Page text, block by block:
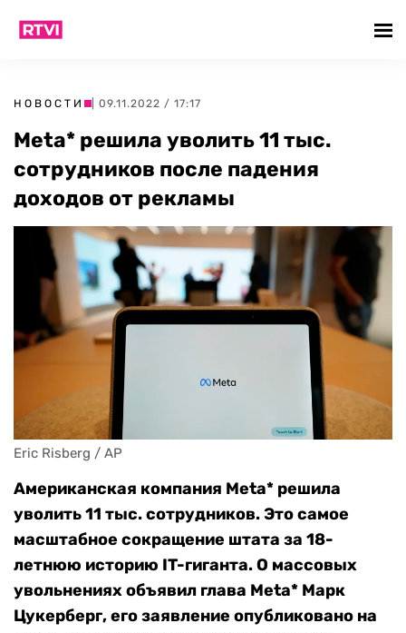
НОВОСТИ | 09.11.2022 / 17:17
Meta* решила уволить 11 тыс.
сотрудников после падения
доходов от рекламы
Eric Risberg / AP
Американская компания Meta* решила
уволить 11 тыс. сотрудников. Это самое
масштабное сокращение штата за 18-
летнюю историю IT-гиганта. О массовых
увольнениях объявил глава Meta* Марк
Цукерберг, его заявление опубликовано на